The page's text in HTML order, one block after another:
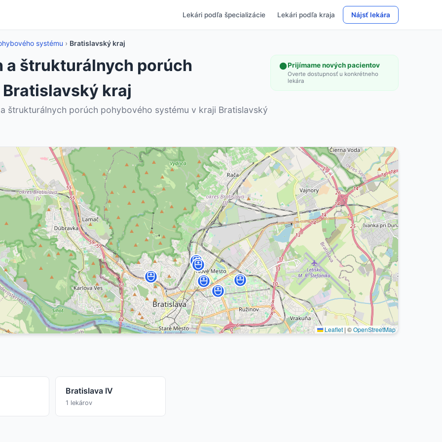
Lekári podľa špecializácie Lekári podľa kraja Nájsť lekára
systému › Bratislavský kraj
štrukturálnych porúch
kraj
štrukturálnych porúch pohybového systému v kraji Bratislavský
Prijímame nových pacientov
Overte dostupnosť u konkrétneho
lekára
Leaflet | ©OpenStreetMap
Bratislava IV
1 lekárov